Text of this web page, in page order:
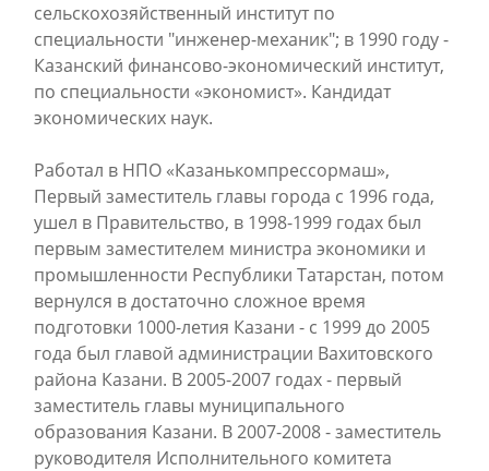
сельскохозяйственный институт по
специальности "инженер-механик"; в 1990 году -
Казанский финансово-экономический институт,
по специальности «экономист». Кандидат
экономических наук.
Работал в НПО «Казанькомпрессормаш»,
Первый заместитель главы города с 1996 года,
ушел в Правительство, в 1998-1999 годах был
первым заместителем министра экономики и
промышленности Республики Татарстан, потом
вернулся в достаточно сложное время
подготовки 1000-летия Казани - с 1999 до 2005
года был главой администрации Вахитовского
района Казани. В 2005-2007 годах - первый
заместитель главы муниципального
образования Казани. В 2007-2008 - заместитель
руководителя Исполнительного комитета